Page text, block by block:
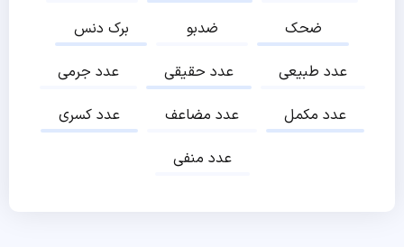
برک دنس
ضدبو
ضحک
عدد جرمی
عدد حقیقی
عدد طبیعی
عدد کسری
عدد مضاعف
عدد مکمل
عدد منفی